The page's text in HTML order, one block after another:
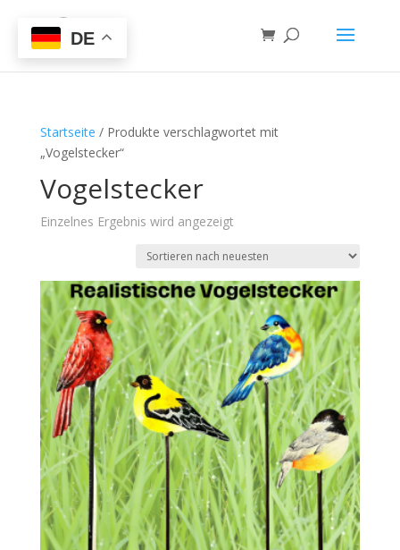
Startseite / Produkte verschlagwortet mit
„Vogelstecker“
Vogelstecker
Einzelnes Ergebnis wird angezeigt
DE